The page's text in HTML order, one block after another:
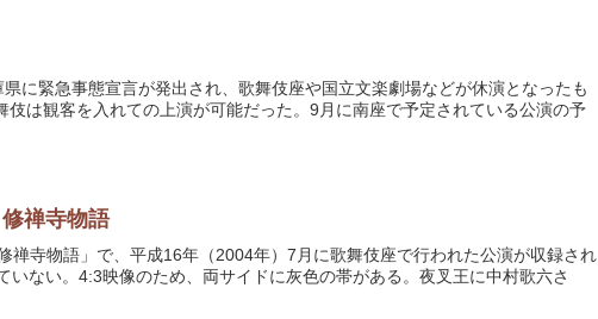
に緊急事態宣言が発出され、歌舞伎座や国立文楽劇場などが休演となったも
は観客を入れての上演が可能だった。9月に南座で予定されている公演の予
禅寺物語
禅寺物語」で、平成16年（2004年）7月に歌舞伎座で行われた公演が収録され
いない。4:3映像のため、両サイドに灰色の帯がある。夜叉王に中村歌六さ